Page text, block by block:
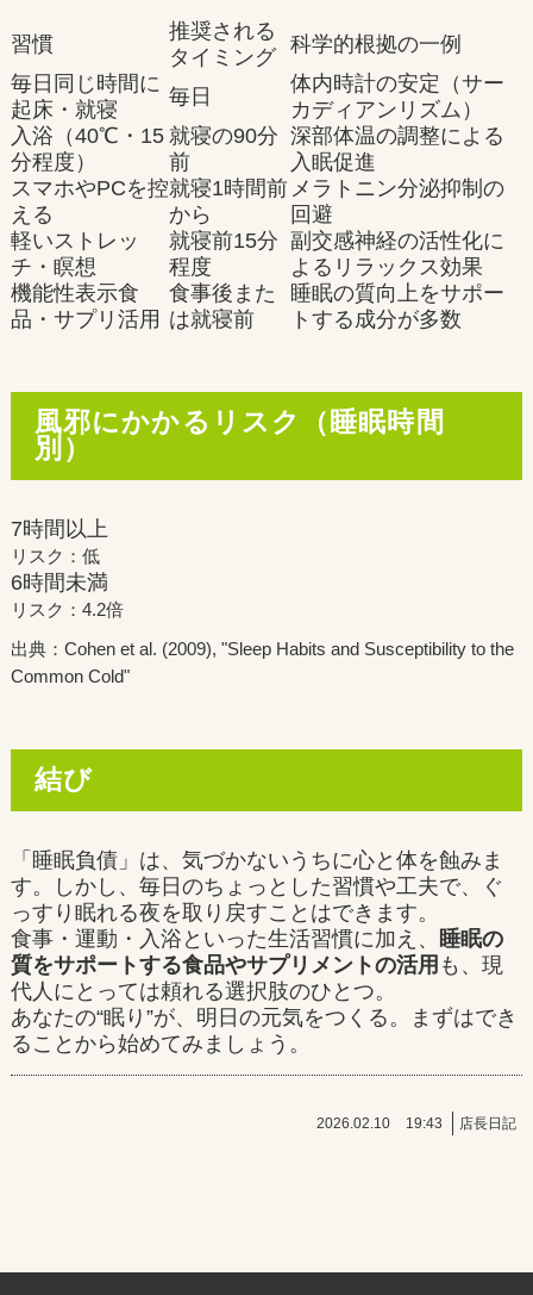
習慣
推奨される
タイミング
科学的根拠の一例
毎日同じ時間に
起床・就寝
毎日
体内時計の安定（サー
カディアンリズム）
入浴（40℃・15
分程度）
就寝の90分
前
深部体温の調整による
入眠促進
スマホやPCを控
える
就寝1時間前
から
メラトニン分泌抑制の
回避
軽いストレッ
チ・瞑想
就寝前15分
程度
副交感神経の活性化に
よるリラックス効果
機能性表示食
品・サプリ活用
食事後また
は就寝前
睡眠の質向上をサポー
トする成分が多数
風邪にかかるリスク（睡眠時間
別）
7時間以上
リスク：低
6時間未満
リスク：4.2倍
出典：Cohen et al. (2009), "Sleep Habits and Susceptibility to the
Common Cold"
結び
「睡眠負債」は、気づかないうちに心と体を蝕みま
す。しかし、毎日のちょっとした習慣や工夫で、ぐ
っすり眠れる夜を取り戻すことはできます。
食事・運動・入浴といった生活習慣に加え、
睡眠の
質をサポートする食品やサプリメントの活用 も、現
代人にとっては頼れる選択肢のひとつ。
あなたの“眠り”が、明日の元気をつくる。まずはでき
ることから始めてみましょう。
2026.02.10 19:43 店長日記